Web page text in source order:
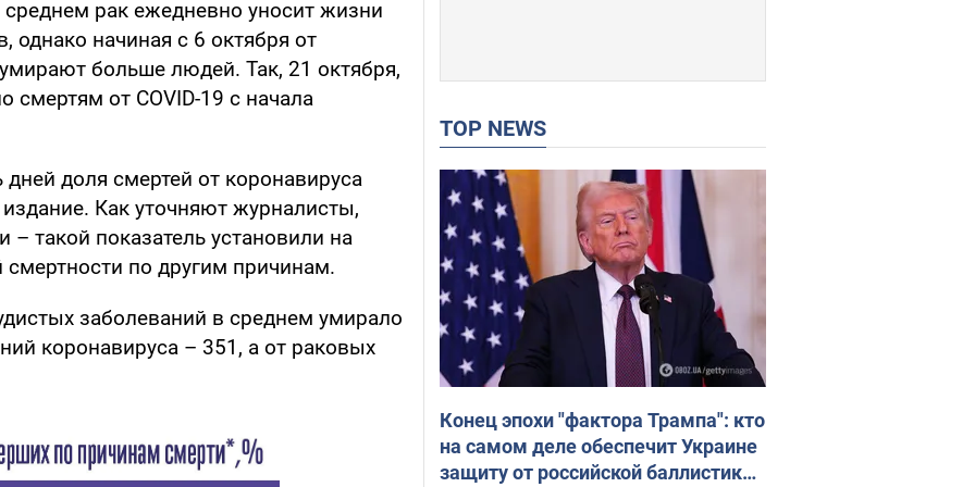
среднем рак ежедневно уносит жизни
однако начиная с 6 октября от
больше людей. Так, 21 октября,
смертям от COVID-19 с начала
доля смертей от коронавируса
Как уточняют журналисты,
такой показатель установили на
смертности по другим причинам.
заболеваний в среднем умирало
коронавируса – 351, а от раковых
TOP NEWS
Конец эпохи "фактора Трампа": кто
на самом деле обеспечит Украине
защиту от российской баллистики.